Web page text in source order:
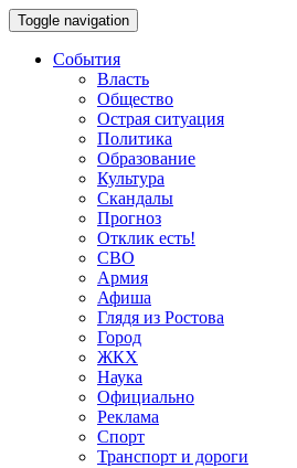
Toggle navigation
События
Власть
Общество
Острая ситуация
Политика
Образование
Культура
Скандалы
Прогноз
Отклик есть!
СВО
Армия
Афиша
Глядя из Ростова
Город
ЖКХ
Наука
Официально
Реклама
Спорт
Транспорт и дороги